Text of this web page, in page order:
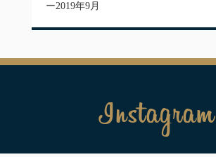
2019年9月
Instagram